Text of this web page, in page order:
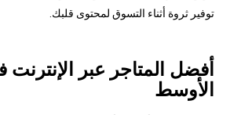
توفير ثروة أثناء التسوق لمحتوى قلبك.
أفضل المتاجر عبر
الأوسط